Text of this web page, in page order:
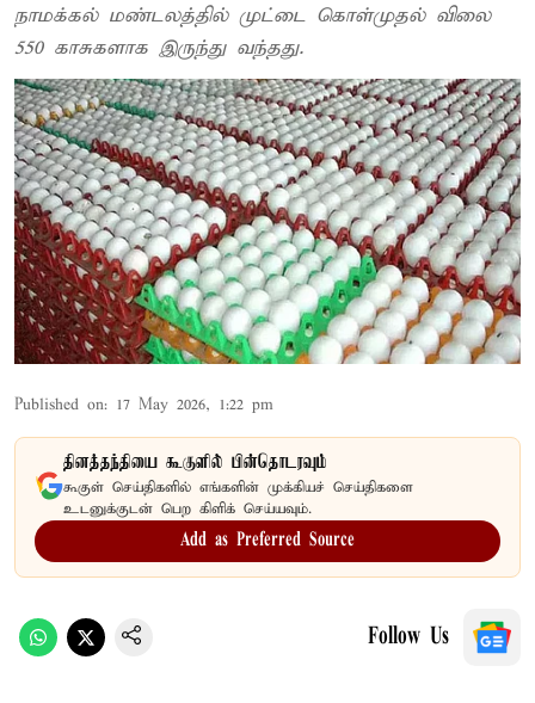
நாமக்கல் மண்டலத்தில் முட்டை கொள்முதல் விலை
550 காசுகளாக இருந்து வந்தது.
Published on: 17 May 2026, 1:22 pm
தினத்தந்தியை கூகுளில் பின்தொடரவும்
கூகுள் செய்திகளில் எங்களின் முக்கியச் செய்திகளை
உடனுக்குடன் பெற கிளிக் செய்யவும்.
Add as Preferred Source
Follow Us